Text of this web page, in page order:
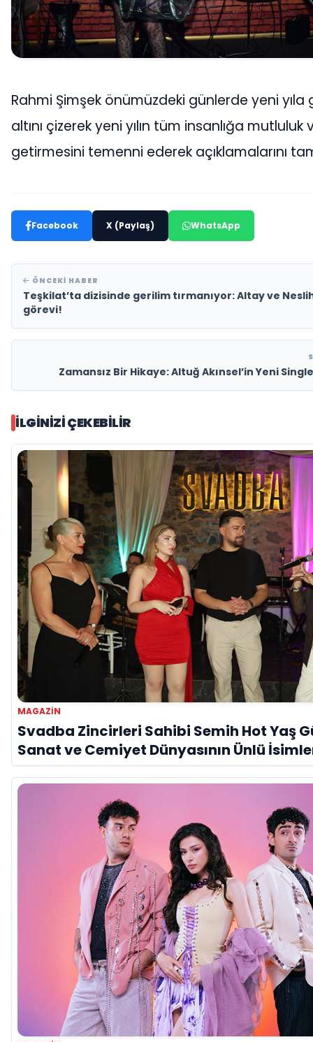
Rahmi Şimşek önümüzdeki günlerde yeni yıla
altını çizerek yeni yılın tüm insanlığa mutluluk
getirmesini temenni ederek açıklamalarını
Facebook X (Paylaş) WhatsApp
ÖNCEKI HABER
Teşkilat’ta dizisinde gerilim tırmanıyor: Altay ve
görevi!
Zamansız Bir Hikaye: Altuğ Akınsel’in Yeni
İLGINIZI ÇEKEBILIR
MAGAZIN
Svadba Zincirleri Sahibi Semih Hot Yaş
Sanat ve Cemiyet Dünyasının Ünlü
Kutladı!